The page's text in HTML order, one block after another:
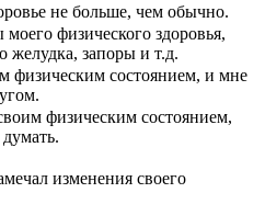
не больше, чем обычно.
физического здоровья,
желудка, запоры и т.д.
физическим состоянием, и мне
физическим состоянием,
изменения своего